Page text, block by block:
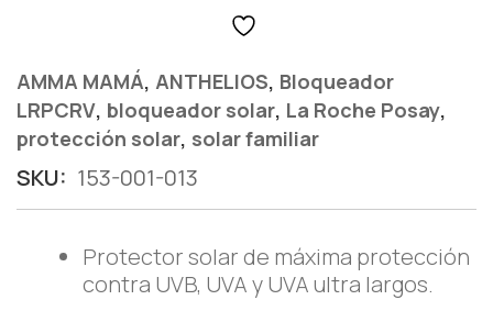
AMMA MAMÁ, ANTHELIOS, Bloqueador
LRPCRV, bloqueador solar, La Roche Posay,
protección solar, solar familiar
SKU: 153-001-013
Protector solar de máxima protección
contra UVB, UVA y UVA ultra largos.